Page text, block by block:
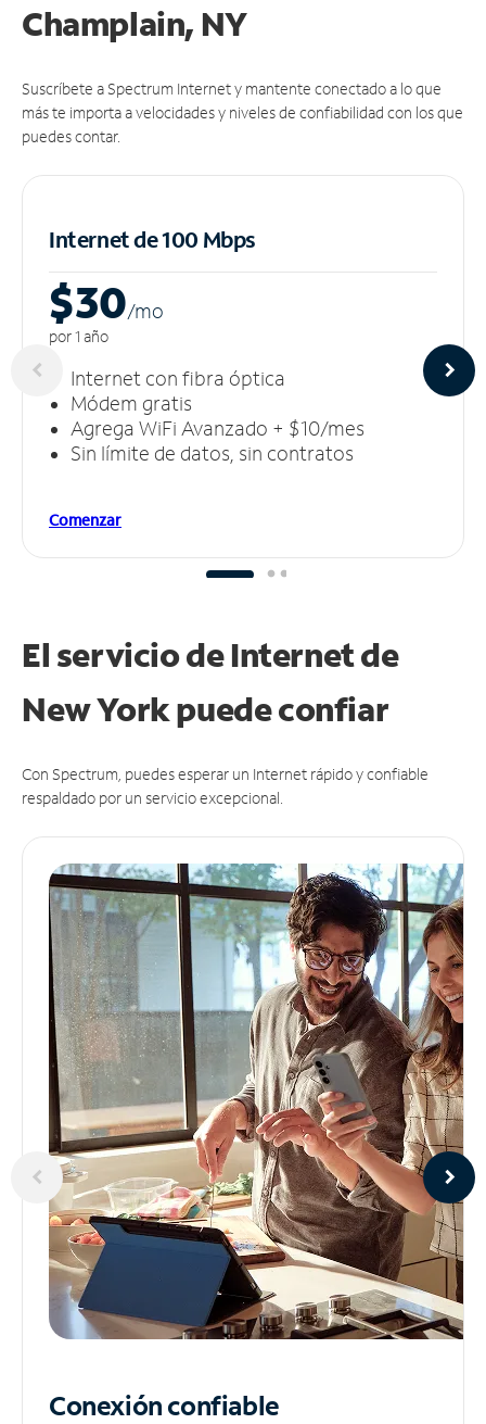
Champlain, NY
Suscríbete a Spectrum Internet y mantente conectado a lo que
más te importa a velocidades y niveles de confiabilidad con los que
puedes contar.
Internet de 100 Mbps
$30/mo
por 1 año
Internet con fibra óptica
Módem gratis
Agrega WiFi Avanzado + $10/mes
Sin límite de datos, sin contratos
Comenzar
El servicio de Internet de
New York puedeconfiar
Con Spectrum, puedes esperar un Internet rápido y confiable
respaldado por un servicio excepcional.
Conexión confiable